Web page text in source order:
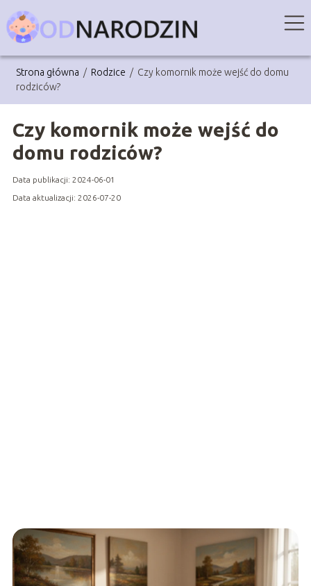
Strona główna / Rodzice / Czy komornik może wejść do domu
rodziców?
Czy komornik może wejść do
domu rodziców?
Data publikacji: 2024-06-01
Data aktualizacji: 2026-07-20